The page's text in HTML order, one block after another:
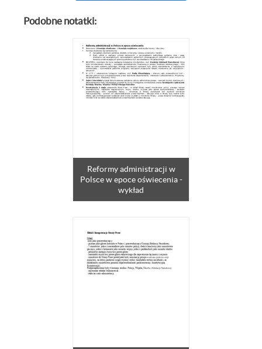
Podobne notatki:
Reformy administracji w
Polsce w epoce oświecenia -
wykład